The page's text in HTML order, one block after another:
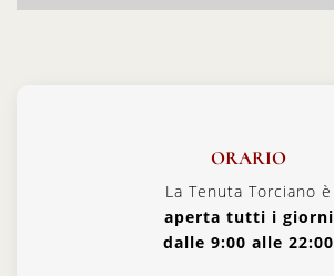
ORARIO
La Tenuta Torciano è
aperta tutti i giorni
dalle 9:00 alle 22:00